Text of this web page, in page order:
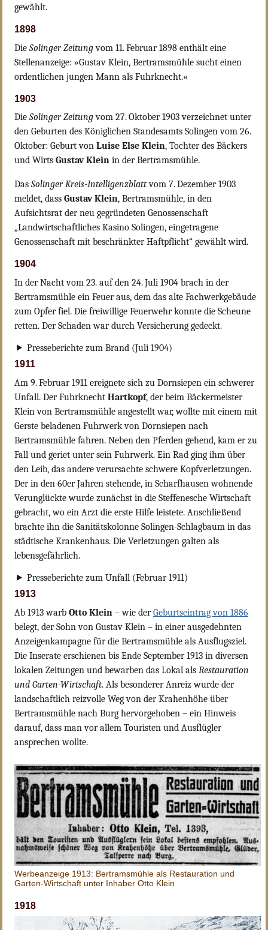
gewählt.
1898
Die Solinger Zeitungvom 11. Februar 1898 enthält eine
Stellenanzeige: »Gustav Klein, Bertramsmühle sucht einen
ordentlichen jungen Mann als Fuhrknecht.«
1903
Die Solinger Zeitungvom 27. Oktober 1903 verzeichnet unter
den Geburten des Königlichen Standesamts Solingen vom 26.
Oktober: Geburt von Luise Else Klein, Tochter des Bäckers
und Wirts Gustav Klein in der Bertramsmühle.
Das Solinger Kreis-Intelligenzblattvom 7. Dezember 1903
meldet, dass Gustav Klein, Bertramsmühle, in den
Aufsichtsrat der neu gegründeten Genossenschaft
„Landwirtschaftliches Kasino Solingen, eingetragene
Genossenschaft mit beschränkter Haftpflicht“ gewählt wird.
1904
In der Nacht vom 23. auf den 24. Juli 1904 brach in der
Bertramsmühle ein Feuer aus, dem das alte Fachwerkgebäude
zum Opfer fiel. Die freiwillige Feuerwehr konnte die Scheune
retten. Der Schaden war durch Versicherung gedeckt.
Presseberichte zum Brand (Juli 1904)
1911
Am 9. Februar 1911 ereignete sich zu Dornsiepen ein schwerer
Unfall. Der Fuhrknecht Hartkopf, der beim Bäckermeister
Klein von Bertramsmühle angestellt war, wollte mit einem mit
Gerste beladenen Fuhrwerk von Dornsiepen nach
Bertramsmühle fahren. Neben den Pferden gehend, kam er zu
Fall und geriet unter sein Fuhrwerk. Ein Rad ging ihm über
den Leib, das andere verursachte schwere Kopfverletzungen.
Der in den 60er Jahren stehende, in Scharfhausen wohnende
Verunglückte wurde zunächst in die Steffenesche Wirtschaft
gebracht, wo ein Arzt die erste Hilfe leistete. Anschließend
brachte ihn die Sanitätskolonne Solingen-Schlagbaum in das
städtische Krankenhaus. Die Verletzungen galten als
lebensgefährlich.
Presseberichte zum Unfall (Februar 1911)
1913
Ab 1913 warb Otto Klein – wie derGeburtseintrag von 1886
belegt, der Sohn von Gustav Klein – in einer ausgedehnten
Anzeigenkampagne für die Bertramsmühle als Ausflugsziel.
Die Inserate erschienen bis Ende September 1913 in diversen
lokalen Zeitungen und bewarben das Lokal als Restauration
und Garten-Wirtschaft. Als besonderer Anreiz wurde der
landschaftlich reizvolle Weg von der Krahenhöhe über
Bertramsmühle nach Burg hervorgehoben – ein Hinweis
darauf, dass man vor allem Touristen und Ausflügler
ansprechen wollte.
Werbeanzeige 1913: Bertramsmühle als Restauration und
Garten-Wirtschaft unter Inhaber Otto Klein
1918